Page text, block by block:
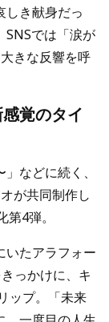
しき献身だっ
SNSでは「涙が
きな反響を呼
覚のタイ
などに続く、
が共同制作し
4弾。
いたアラフォー
っかけに、キ
ップ。「未来